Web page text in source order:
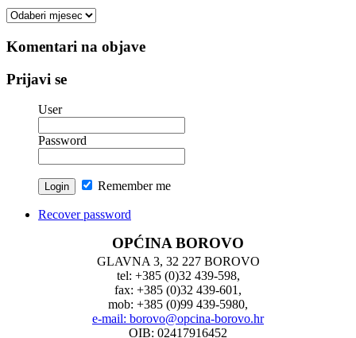
Arhiva
Komentari na objave
Prijavi se
User
Password
Remember me
Recover password
OPĆINA BOROVO
GLAVNA 3, 32 227 BOROVO
tel: +385 (0)32 439-598,
fax: +385 (0)32 439-601,
mob: +385 (0)99 439-5980,
e-mail: borovo@opcina-borovo.hr
OIB: 02417916452